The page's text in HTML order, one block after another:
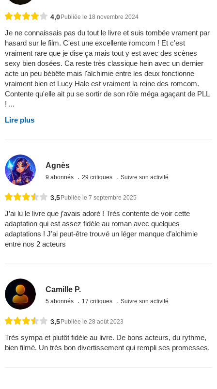
4,0Publiée le 18 novembre 2024
Je ne connaissais pas du tout le livre et suis tombée vrament par
hasard sur le film. C'est une excellente romcom ! Et c'est
vraiment rare que je dise ça mais tout y est avec des scènes
sexy bien dosées. Ca reste très classique hein avec un dernier
acte un peu bébête mais l'alchimie entre les deux fonctionne
vraiment bien et Lucy Hale est vraiment la reine des romcom.
Contente qu'elle ait pu se sortir de son rôle méga agaçant de PLL
! ...
Lire plus
Agnès
9 abonnés 29 critiques Suivre son activité
3,5Publiée le 7 septembre 2025
J’ai lu le livre que j’avais adoré ! Très contente de voir cette
adaptation qui est assez fidèle au roman avec quelques
adaptations ! J’ai peut-être trouvé un léger manque d’alchimie
entre nos 2 acteurs
Camille P.
5 abonnés 17 critiques Suivre son activité
3,5 Publiée le 28 août 2023
Très sympa et plutôt fidèle au livre. De bons acteurs, du rythme,
bien filmé. Un très bon divertissement qui rempli ses promesses.